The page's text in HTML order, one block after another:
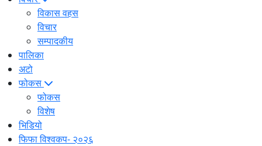
विकास वहस
विचार
सम्पादकीय
पालिका
अटो
फोकस
फोकस
विशेष
भिडियो
फिफा विश्वकप- २०२६